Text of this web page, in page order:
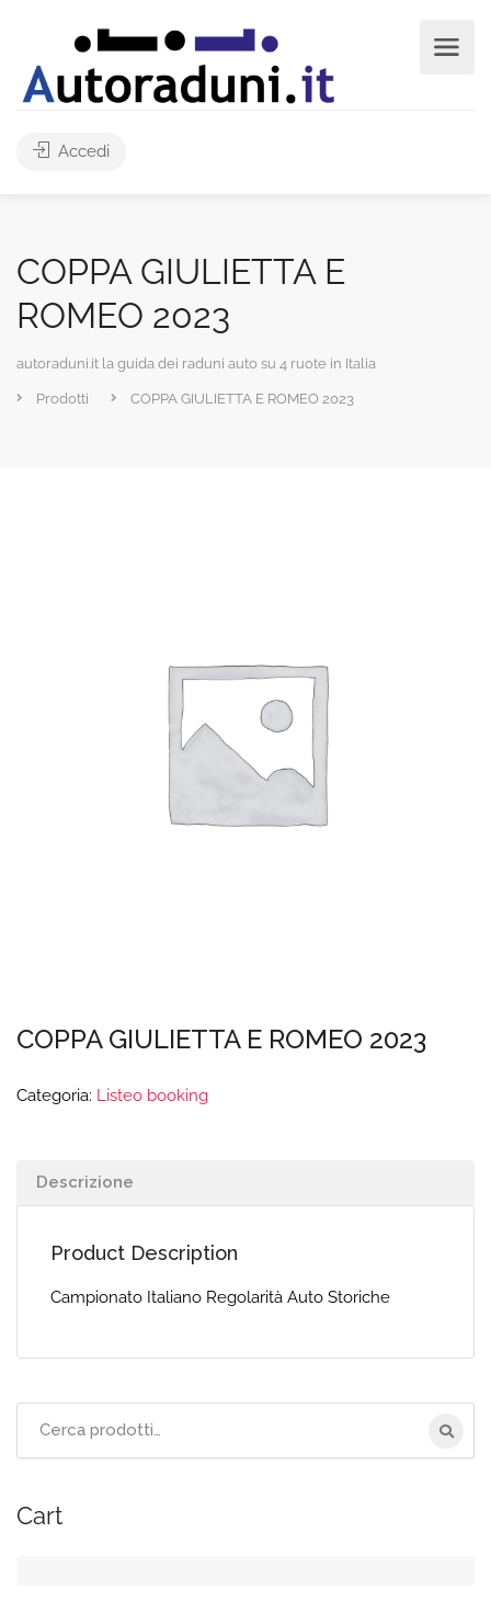
Accedi
COPPA GIULIETTA E
ROMEO 2023
autoraduni.it la guida dei raduni auto su 4 ruote in Italia
Prodotti COPPA GIULIETTA E ROMEO 2023
COPPA GIULIETTA E ROMEO 2023
Categoria: Listeo booking
Descrizione
Product Description
Campionato Italiano Regolarità Auto Storiche
Cart